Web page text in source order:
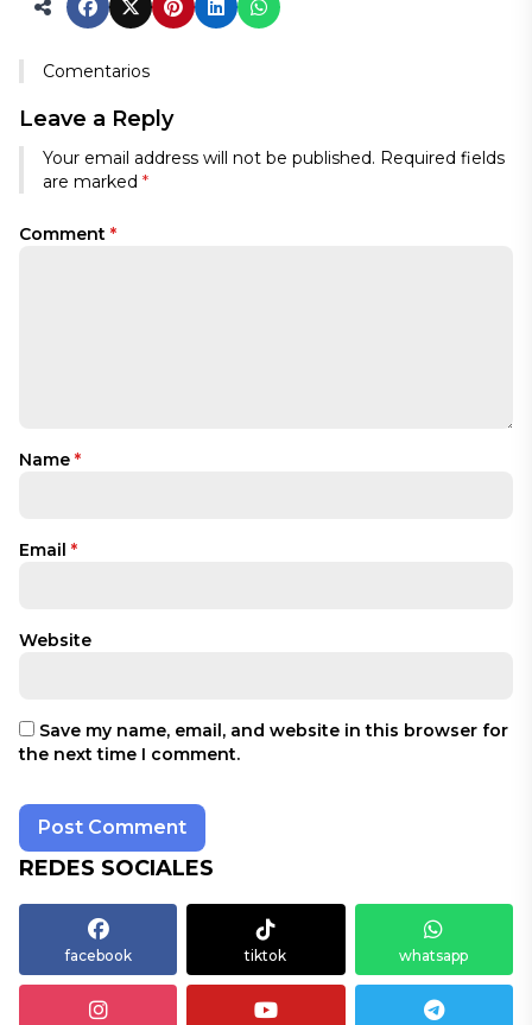
Comentarios
Leave a Reply
Your email address will not be published. Required fields
are marked *
Comment *
Name *
Email *
Website
Save my name, email, and website in this browser for
the next time I comment.
REDES SOCIALES
facebook tiktok whatsapp